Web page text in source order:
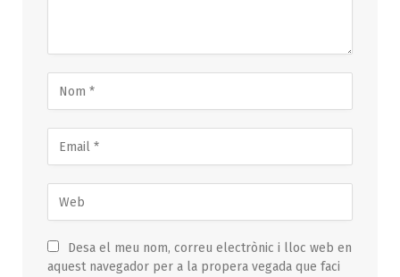
Desa el meu nom, correu electrònic i lloc web en
aquest navegador per a la propera vegada que faci